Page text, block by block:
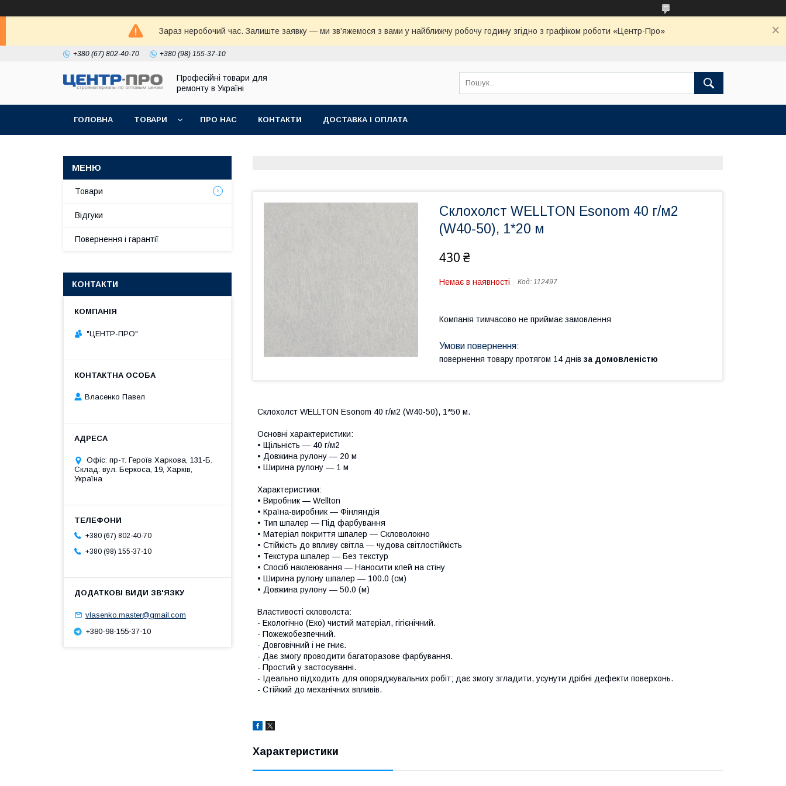
Зараз неробочий час. Залиште заявку — ми зв’яжемося з вами у найближчу робочу годину згідно з графіком роботи «Центр-Про»
+380 (67) 802-40-70 +380 (98) 155-37-10
Професійні товари для
ремонту в Україні
ГОЛОВНА ТОВАРИ ПРО НАС КОНТАКТИ ДОСТАВКА І ОПЛАТА
Склохолст WELLTON Esonom 40 г/м2
(W40-50), 1*20 м
430 ₴
Немає в наявності Код: 112497
Компанія тимчасово не приймає замовлення
повернення товару протягом 14 днів за домовленістю
Склохолст WELLTON Esonom 40 г/м2 (W40-50), 1*50 м.
Основні характеристики:
• Щільність — 40 г/м2
• Довжина рулону — 20 м
• Ширина рулону — 1 м
Характеристики:
• Виробник — Wellton
• Країна-виробник — Фінляндія
• Тип шпалер — Під фарбування
• Матеріал покриття шпалер — Скловолокно
• Стійкість до впливу світла — чудова світлостійкість
• Текстура шпалер — Без текстур
• Спосіб наклеювання — Наносити клей на стіну
• Ширина рулону шпалер — 100.0 (см)
• Довжина рулону — 50.0 (м)
Властивості скловолста:
- Екологічно (Еко) чистий матеріал, гігієнічний.
- Пожежобезпечний.
- Довговічний і не гниє.
- Дає змогу проводити багаторазове фарбування.
- Простий у застосуванні.
- Ідеально підходить для опоряджувальних робіт; дає змогу згладити, усунути дрібні дефекти поверхонь.
- Стійкий до механічних впливів.
Характеристики
Товари
Відгуки
Повернення і гарантії
КОНТАКТИ
"ЦЕНТР-ПРО"
Власенко Павел
Офіс: пр-т. Героїв Харкова, 131-Б.
Склад: вул. Беркоса, 19, Харків,
Україна
+380 (67) 802-40-70
+380 (98) 155-37-10
vlasenko.master@gmail.com
+380-98-155-37-10